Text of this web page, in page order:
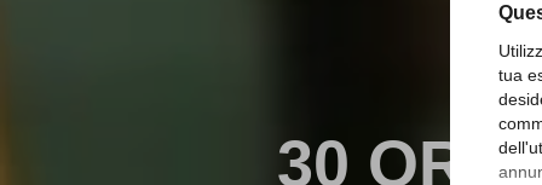
tua
30 ORE